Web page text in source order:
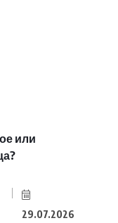
или
29.07.2026